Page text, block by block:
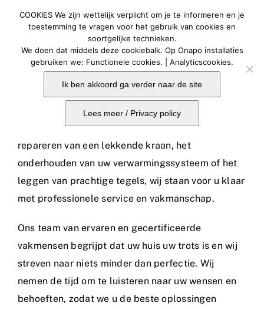
Home
Onaposhop
Bij Onapo zijn we gespecialiseerd in alles wat te
maken heeft met loodgieterswerk, verwarming,
airconditioning en tegelwerk. Of het nu gaat om
het installeren van een nieuwe badkamer, het
repareren van een lekkende kraan, het
onderhouden van uw verwarmingssysteem of het
leggen van prachtige tegels, wij staan voor u klaar
met professionele service en vakmanschap.
Ons team van ervaren en gecertificeerde
vakmensen begrijpt dat uw huis uw trots is en wij
streven naar niets minder dan perfectie. Wij
nemen de tijd om te luisteren naar uw wensen en
behoeften, zodat we u de beste oplossingen
COOKIES We zijn wettelijk verplicht om je te informeren en je
toestemming te vragen voor het gebruik van cookies en
soortgelijke technieken.
We doen dat middels deze cookiebalk. Op Onapo installaties
gebruiken we: Functionele cookies. | Analyticscookies.
Ik ben akkoord ga verder naar de site
Lees meer / Privacy policy